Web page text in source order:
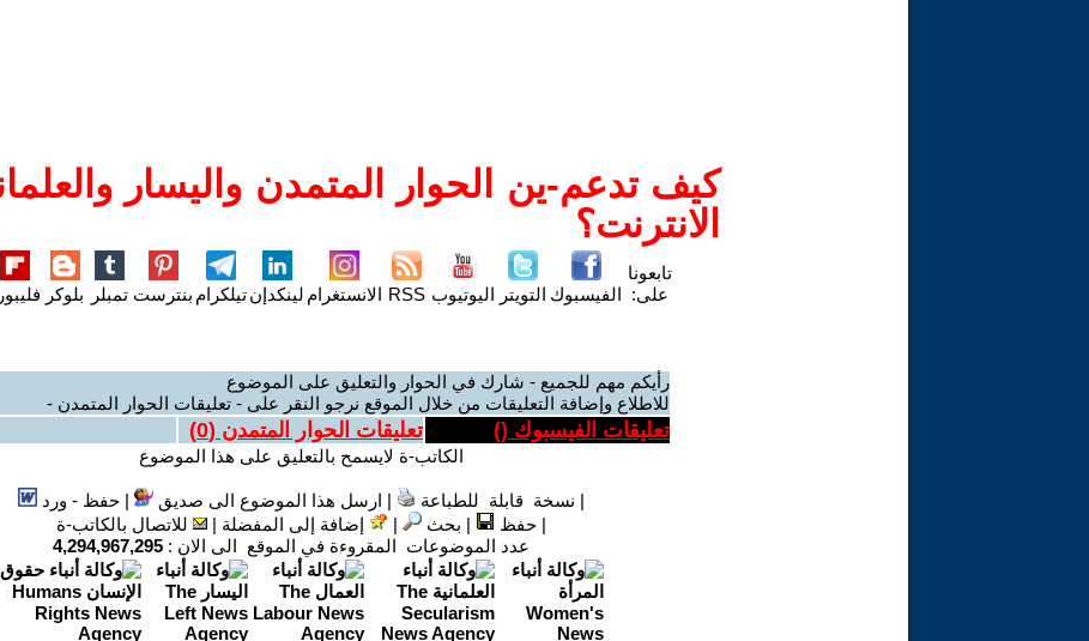
كيف تدعم-ين الحوار المتمدن واليسار
الانترنت؟
تابعونا
على: الفيسبوك التويتر اليوتيوب RSS الانستغرام لينكدإنتيلكرام بنترست تمبلر بلوكر
رأيكم مهم للجميع - شارك في الحوار والتعليق على الموضوع
للاطلاع وإضافة التعليقات من خلال الموقع نرجو النقر على - تعليقات الحوار المتمدن -
تعليقات الفيسبوك () تعليقات الحوار المتمدن (0
)
الكاتب-ة لايسمح بالتعليق على هذا الموضوع
| نسخة قابلة للطباعة | ارسل هذا الموضوع الى صديق |حفظ - ورد
|حفظ | بحث | إضافة إلى المفضلة |
للاتصال بالكاتب-ة
عدد الموضوعات المقروءة في الموقع الى الان : 4,294,967,295